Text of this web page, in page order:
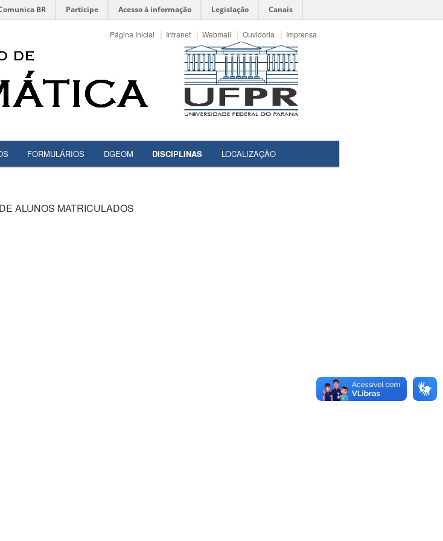
BR Participe Acesso à informação Legislação Canais
Página Inicial | Intranet | Webmail | Ouvidoria | Imprensa
FORMULÁRIOS DGEOM DISCIPLINAS LOCALIZAÇÃO
ALUNOS MATRICULADOS